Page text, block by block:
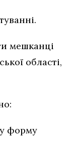
мешканці
області,
форму